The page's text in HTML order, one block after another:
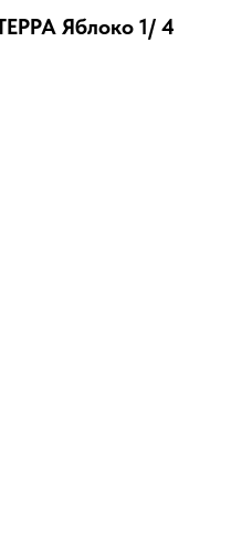
Яблоко 1/ 4